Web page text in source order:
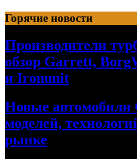
Перейти
к
содержимому
Горячие новости
Производители
обзор Garrett,
и Ironunit
Новые автомобили
моделей,
рынке